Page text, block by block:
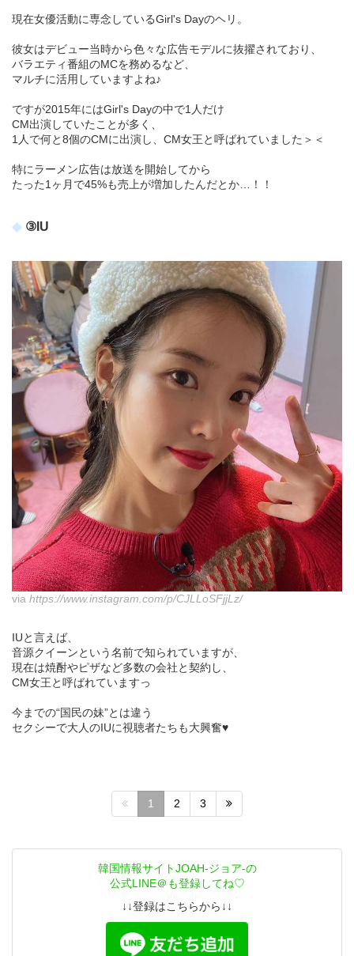
現在女優活動に専念しているGirl's Dayのヘリ。
彼女はデビュー当時から色々な広告モデルに抜擢されており、
バラエティ番組のMCを務めるなど、
マルチに活用していますよね♪
ですが2015年にはGirl's Dayの中で1人だけ
CM出演していたことが多く、
1人で何と8個のCMに出演し、CM女王と呼ばれていました＞＜
特にラーメン広告は放送を開始してから
たった1ヶ月で45%も売上が増加したんだとか…！！
③IU
via https://www.instagram.com/p/CJLLoSFjjLz/
IUと言えば、
音源クイーンという名前で知られていますが、
現在は焼酎やピザなど多数の会社と契約し、
CM女王と呼ばれていますっ
今までの“国民の妹”とは違う
セクシーで大人のIUに視聴者たちも大興奮♥
1 2 3
韓国情報サイトJOAH-ジョア-の
公式LINE＠も登録してね♡
↓↓登録はこちらから↓↓